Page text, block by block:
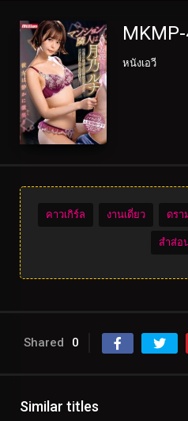
หนังเอวี
คาวเกิร์ล งานเดี่ยว ดรา
สำส่อ
Shared 0
Similar titles